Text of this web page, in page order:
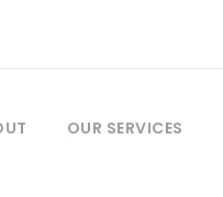
OUR SERVICES